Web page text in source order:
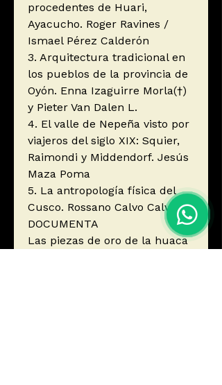
procedentes de Huari,
Ayacucho. Roger Ravines /
Ismael Pérez Calderón
3. Arquitectura tradicional en
los pueblos de la provincia de
Oyón. Enna Izaguirre Morla(†)
y Pieter Van Dalen L.
4. El valle de Nepeña visto por
viajeros del siglo XIX: Squier,
Raimondi y Middendorf. Jesús
Maza Poma
5. La antropología física del
Cusco. Rossano Calvo Calvo
DOCUMENTA
Las piezas de oro de la huaca